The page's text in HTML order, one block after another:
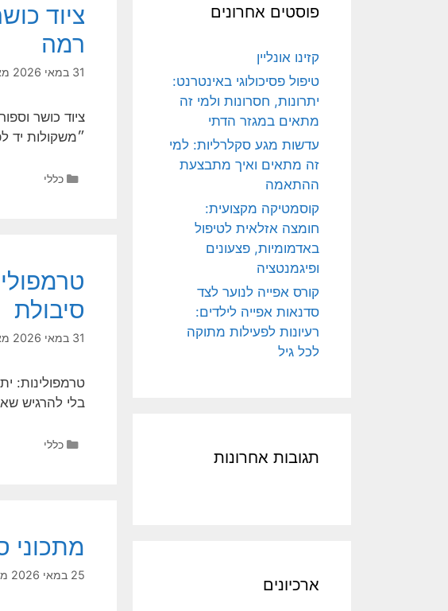
ציוד
רמה
31 במאי 2026
ציוד כושר
״משקולות יד
קטגוריות
כללי
סיבולת
31 במאי 2026
טרמפולינות:
בלי להרגיש
קטגוריות
כללי
מתכוני
25 במאי 2026
פוסטים אחרונים
קזינו אונליין
טיפול פסיכולוגי באינטרנט:
יתרונות, חסרונות ולמי זה
מתאים במגזר הדתי
עדשות מגע סקלרליות: למי
זה מתאים ואיך מתבצעת
ההתאמה
קוסמטיקה מקצועית:
חומצה אזלאית לטיפול
באדמומיות, פצעונים
ופיגמנטציה
קורס אפייה לנוער לצד
סדנאות אפייה לילדים:
רעיונות לפעילות מתוקה
לכל גיל
תגובות אחרונות
ארכיונים